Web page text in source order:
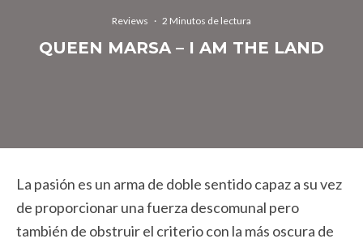
Reviews · 2 Minutos de lectura
QUEEN MARSA – I AM THE LAND
La pasión es un arma de doble sentido capaz a su vez
de proporcionar una fuerza descomunal pero
también de obstruir el criterio con la más oscura de